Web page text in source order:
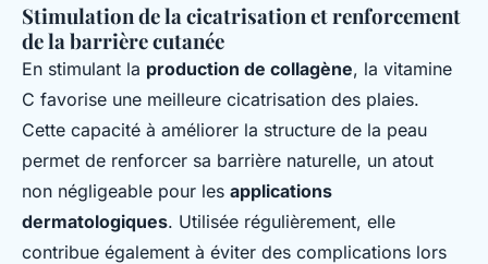
Stimulation de la cicatrisation et renforcement
de la barrière cutanée
En stimulant la production de collagène, la vitamine
C favorise une meilleure cicatrisation des plaies.
Cette capacité à améliorer la structure de la peau
permet de renforcer sa barrière naturelle, un atout
non négligeable pour les applications
dermatologiques. Utilisée régulièrement, elle
contribue également à éviter des complications lors